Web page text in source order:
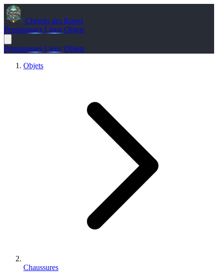
Chemin des Runes
Personnages Lieux Objets
Personnages Lieux Objets
Objets
Chaussures